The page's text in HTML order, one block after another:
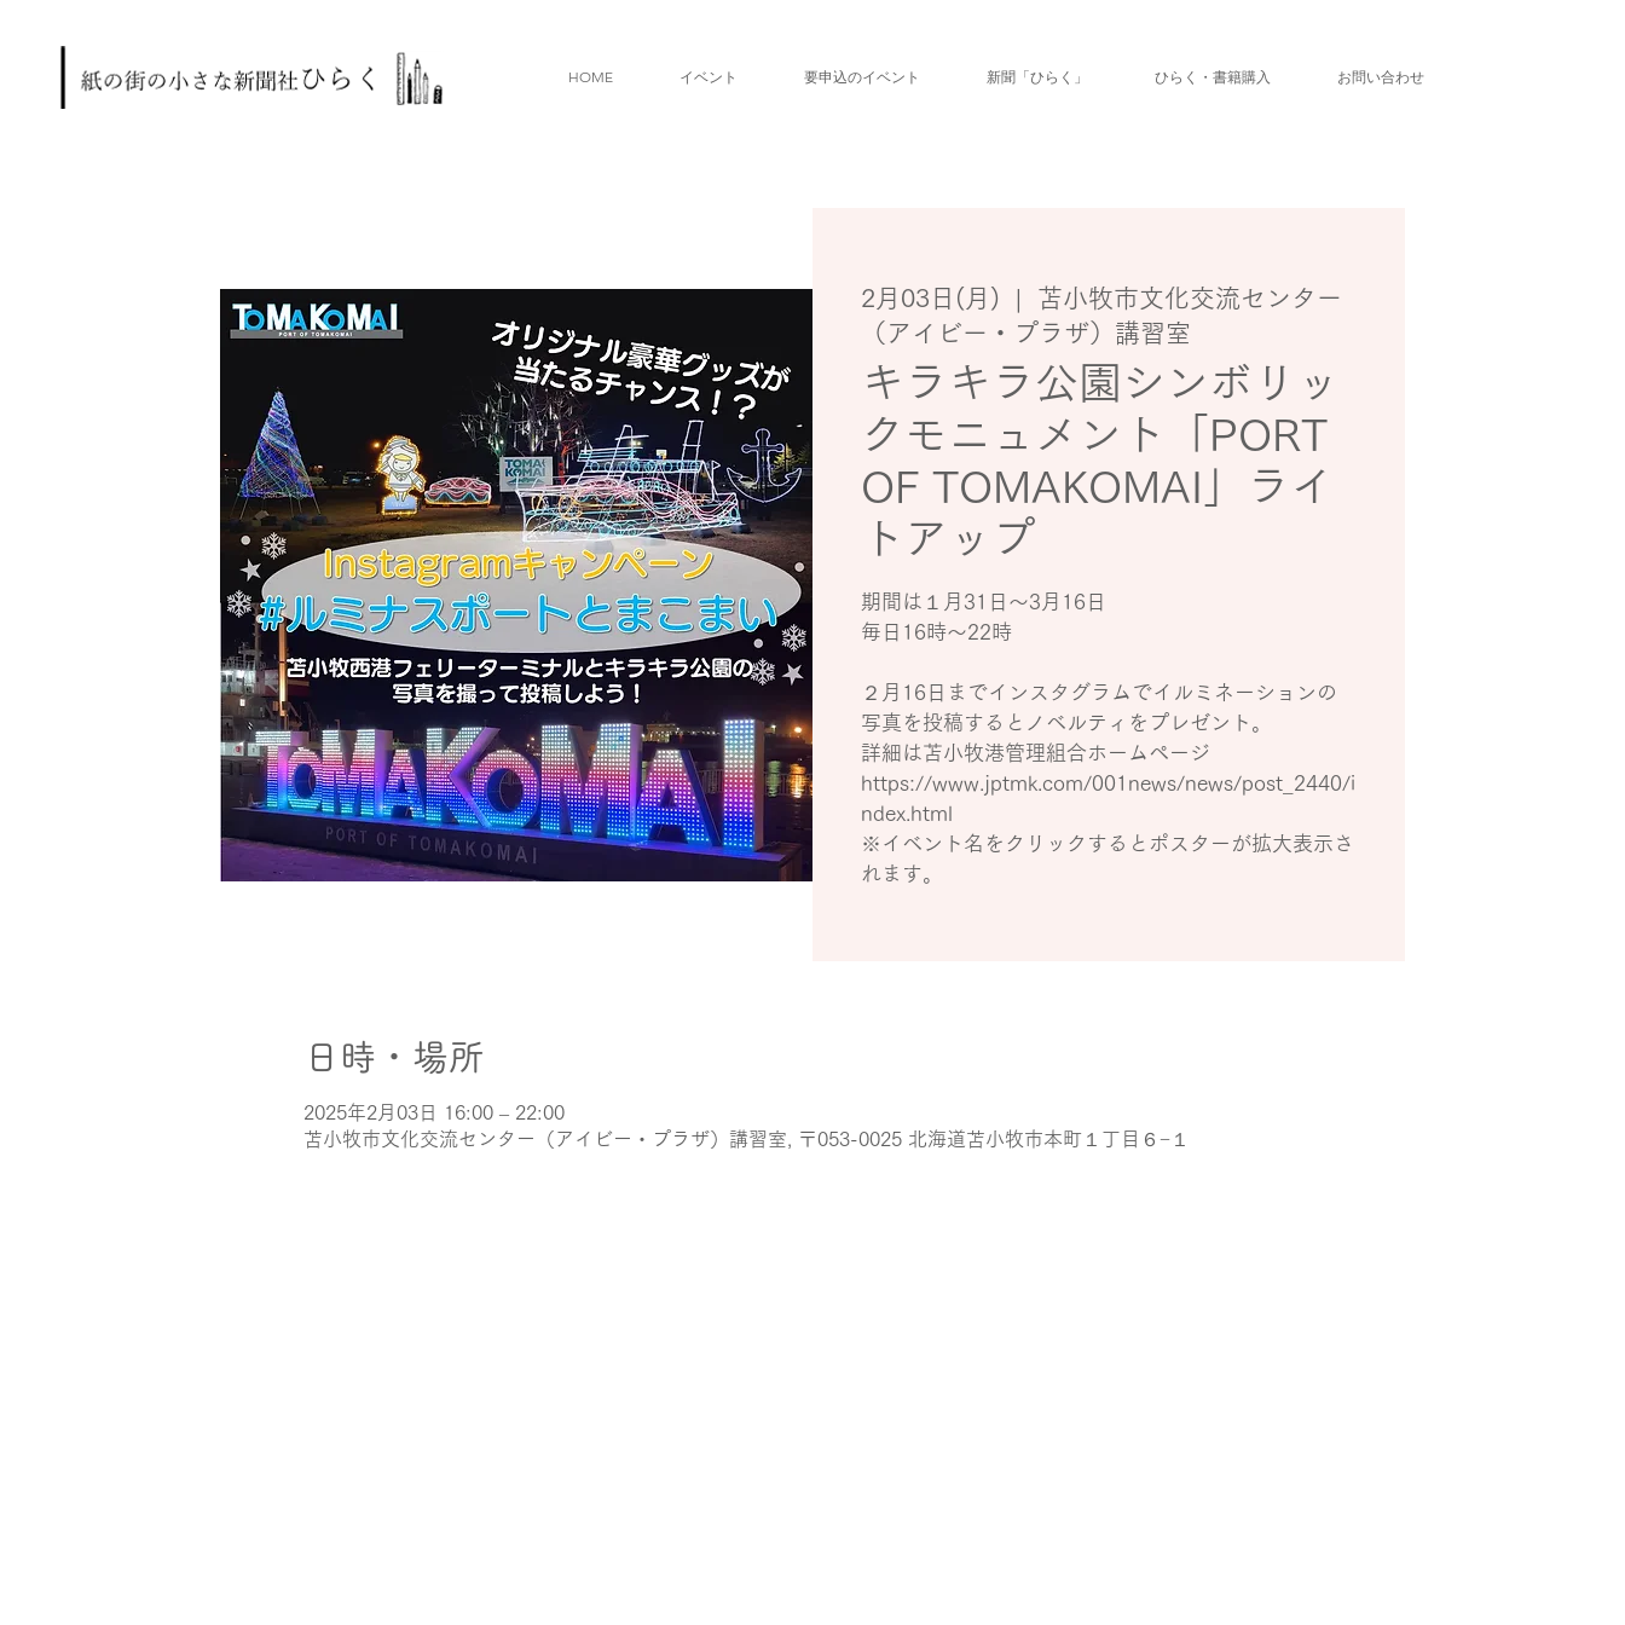
HOME イベント 要申込のイベント 新聞「ひらく」 ひらく・書籍購入 お問い合わせ
2月03日(月)
苫小牧市文化交流センター
（アイビー・プラザ）講習室
キラキラ公園シンボリッ
クモニュメント「PORT
OF TOMAKOMAI」ライ
トアップ
期間は１月31日～3月16日
毎日16時～22時
２月16日までインスタグラムでイルミネーションの
写真を投稿するとノベルティをプレゼント。
詳細は苫小牧港管理組合ホームページ
https://www.jptmk.com/001news/news/post_2440/i
ndex.html
※イベント名をクリックするとポスターが拡大表示さ
れます。
日時・場所
2025年2月03日 16:00 – 22:00
苫小牧市文化交流センター（アイビー・プラザ）講習室, 〒053-0025 北海道苫小牧市本町１丁目６−１